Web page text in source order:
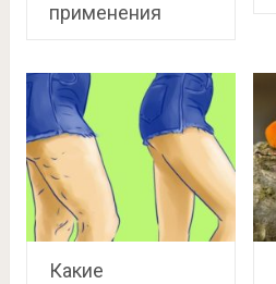
применения
Какие